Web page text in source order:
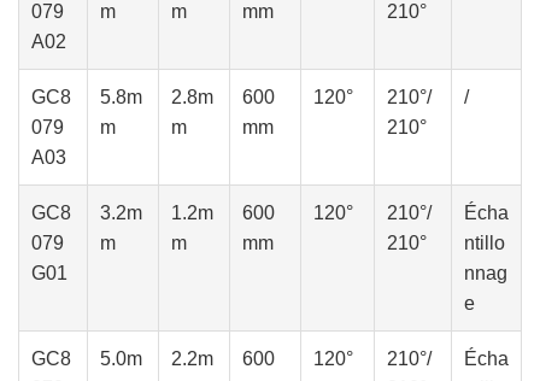
079
A02
m
m
mm
210°
GC8
079
A03
5.8m
m
2.8m
m
600
mm
120°
210°/
210°
/
GC8
079
G01
3.2m
m
1.2m
m
600
mm
120°
210°/
210°
Écha
ntillo
nnag
e
GC8
5.0m
2.2m
600
120°
210°/
Écha